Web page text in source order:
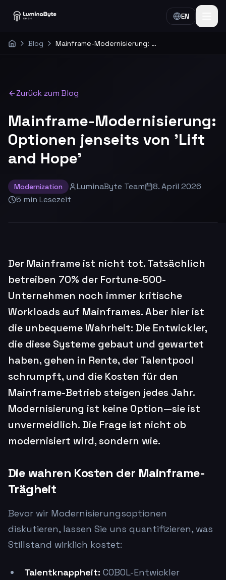
EN
Home Blog Mainframe-Modernisierung: Optionen jenseits von 'Lift and Hope'
Zurück zum Blog
Mainframe-Modernisierung:
Optionen jenseits von 'Lift
and Hope'
Modernization LuminaByte Team
8. April 2026
5 min Lesezeit
Der Mainframe ist nicht tot. Tatsächlich
betreiben 70% der Fortune-500-
Unternehmen noch immer kritische
Workloads auf Mainframes. Aber hier ist
die unbequeme Wahrheit: Die Entwickler,
die diese Systeme gebaut und gewartet
haben, gehen in Rente, der Talentpool
schrumpft, und die Kosten für den
Mainframe-Betrieb steigen jedes Jahr.
Modernisierung ist keine Option—sie ist
unvermeidlich. Die Frage ist nicht ob
modernisiert wird, sondern wie.
Die wahren Kosten der Mainframe-
Trägheit
Bevor wir Modernisierungsoptionen
diskutieren, lassen Sie uns quantifizieren, was
Stillstand wirklich kostet:
Talentknappheit: COBOL-Entwickler